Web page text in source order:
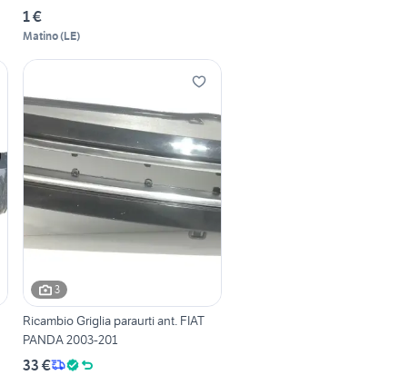
1 €
Matino(LE)
3
Ricambio Griglia paraurti ant. FIAT
PANDA 2003-201
33 €